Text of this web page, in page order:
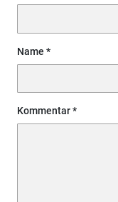
Name
Kommentar